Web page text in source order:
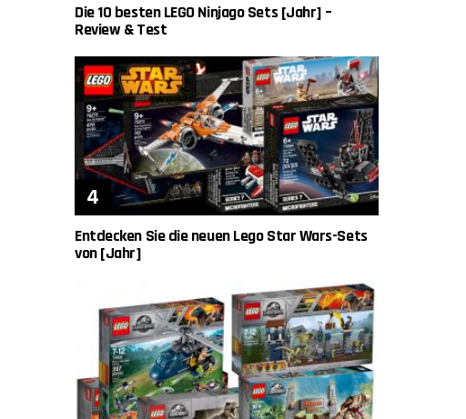
Die 10 besten LEGO Ninjago Sets [Jahr] –
Review & Test
Entdecken Sie die neuen Lego Star Wars-Sets
von [Jahr]